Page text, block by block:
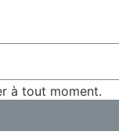
à tout moment.